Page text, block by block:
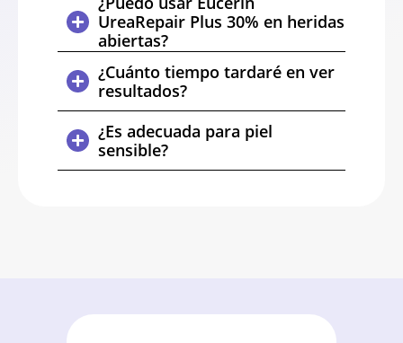
UreaRepair Plus 30% en heridas
abiertas?
¿Cuánto tiempo tardaré en ver
resultados?
¿Es adecuada para piel
sensible?